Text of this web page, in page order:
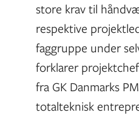
store krav til
respektive
faggruppe under
forklarer
fra GK Danmarks
totalteknisk